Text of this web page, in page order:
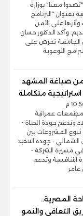
معنا" بوزارة
بعنوان "البرنامج
على الأمن
وأكد الدكتور حسان
الجامعة تحرص على
التوعوية
صياغة المشهد
متكاملة
عمرانية
وتدعم جودة الحياة -
تنوع المشروعات بين
- جودة التنفيذ
مسيرة الشركة -
التنافسية وتدعم
المصرية..
التعافي والنمو